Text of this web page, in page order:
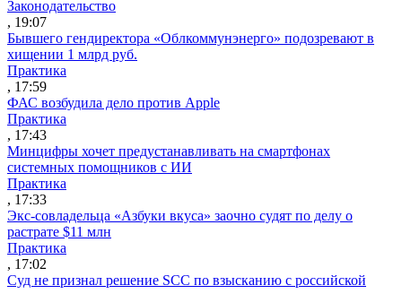
Законодательство
, 19:07
Бывшего гендиректора «Облкоммунэнерго» подозревают в
хищении 1 млрд руб.
Практика
, 17:59
ФАС возбудила дело против Apple
Практика
, 17:43
Минцифры хочет предустанавливать на смартфонах
системных помощников с ИИ
Практика
, 17:33
Экс-совладельца «Азбуки вкуса» заочно судят по делу о
растрате $11 млн
Практика
, 17:02
Суд не признал решение SCC по взысканию с российской